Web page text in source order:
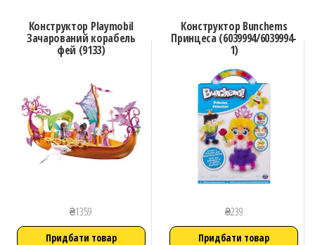
Конструктор Playmobil
Зачарований корабель
фей (9133)
₴1359
Придбати товар
Конструктор Bunchems
Принцеса (6039994/6039994-
1)
₴239
Придбати товар